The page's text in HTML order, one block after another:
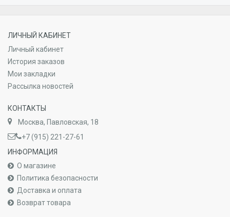
ЛИЧНЫЙ КАБИНЕТ
Личный кабинет
История заказов
Мои закладки
Рассылка новостей
КОНТАКТЫ
Москва, Павловская, 18
+7 (915) 221-27-61
ИНФОРМАЦИЯ
О магазине
Политика безопасности
Доставка и оплата
Возврат товара